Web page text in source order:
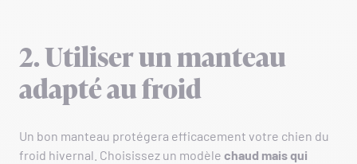
2. Utiliser un manteau
adapté au froid
Un bon manteau protégera efficacement votre chien du
froid hivernal. Choisissez un modèle chaud mais qui